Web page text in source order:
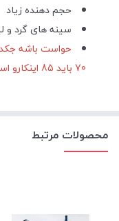
حجم دهنده زیاد
سینه های گرد و
حواست باشه
70 باید 85 اینکارو استفاده کنی!!!
محصولات مرتبط